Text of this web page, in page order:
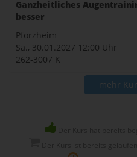
Ganzheitliches
besser
Pforzheim
Sa., 30.01.2027 12:00 Uhr
262-3007 K
mehr